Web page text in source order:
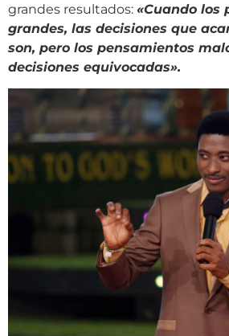
grandes resultados: «Cuando los
grandes, las decisiones que
son, pero los pensamientos
decisiones equivocadas».